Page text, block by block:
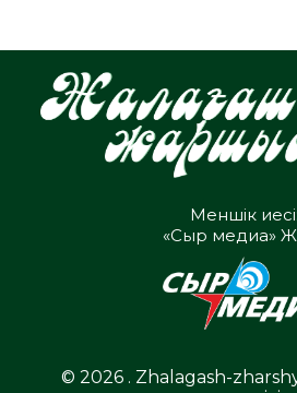
Меншік иесі:
«Сыр медиа»
© 2026 . Zhalagash-